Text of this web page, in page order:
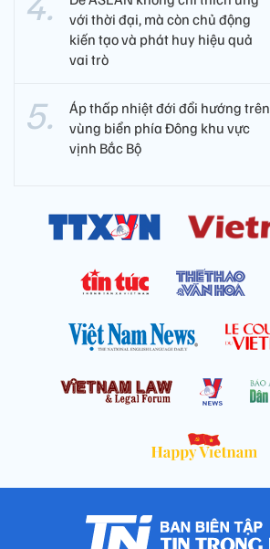
với thời đại, mà còn chủ động
kiến tạo và phát huy hiệu quả
vai trò
Áp thấp nhiệt đới đổi hướng trên
vùng biển phía Đông khu vực
vịnh Bắc Bộ